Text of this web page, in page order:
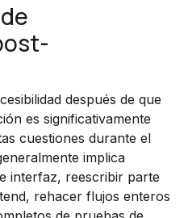
después de que
es significativamente
cuestiones durante el
implica
interfaz, reescribir parte
rehacer flujos enteros